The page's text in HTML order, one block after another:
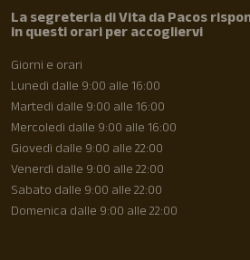
La segreteria di Vita da Pacos
in questi orari per accogliervi
Giorni e orari
Lunedì dalle 9:00 alle 16:00
Martedì dalle 9:00 alle 16:00
Mercoledì dalle 9:00 alle 16:00
Giovedì dalle 9:00 alle 22:00
Venerdì dalle 9:00 alle 22:00
Sabato dalle 9:00 alle 22:00
Domenica dalle 9:00 alle 22:00